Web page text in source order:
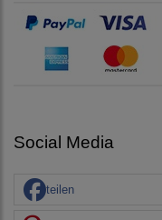
Social Media
teilen